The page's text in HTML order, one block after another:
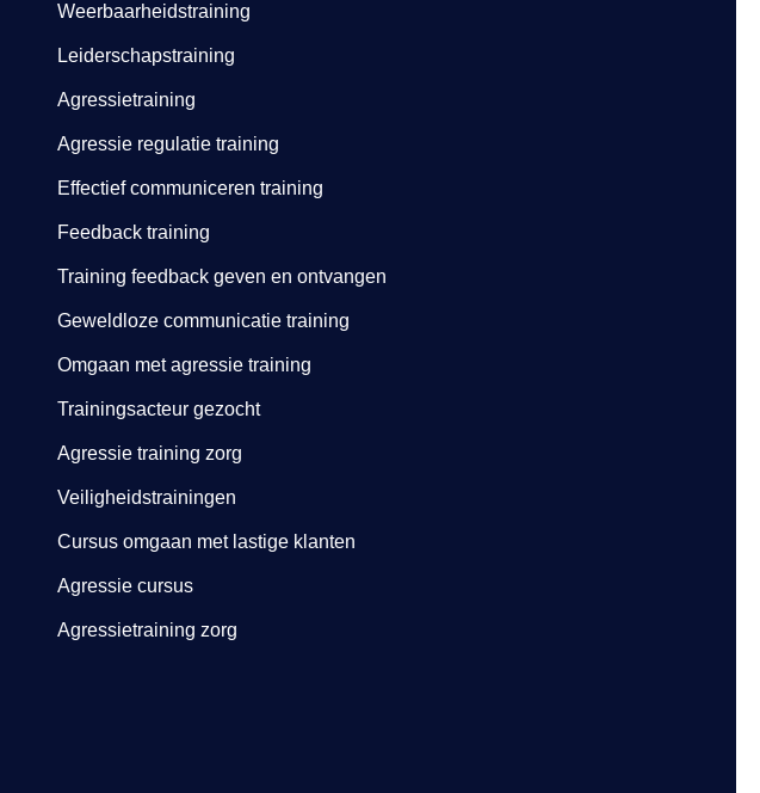
Weerbaarheidstraining
Leiderschapstraining
Agressietraining
Agressie regulatie training
Effectief communiceren training
Feedback training
Training feedback geven en ontvangen
Geweldloze communicatie training
Omgaan met agressie training
Trainingsacteur gezocht
Agressie training zorg
Veiligheidstrainingen
Cursus omgaan met lastige klanten
Agressie cursus
Agressietraining zorg